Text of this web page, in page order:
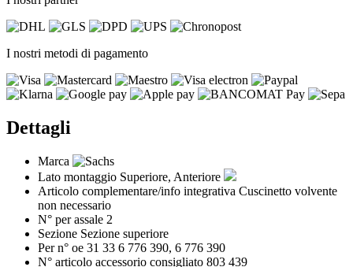
I nostri metodi di pagamento
Dettagli
Marca
Lato montaggio Superiore, Anteriore
Articolo complementare/info integrativa Cuscinetto volvente
non necessario
N° per assale 2
Sezione Sezione superiore
Per n° oe 31 33 6 776 390, 6 776 390
N° articolo accessorio consigliato 803 439